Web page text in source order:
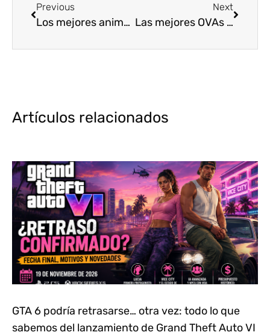
Previous
Los mejores animes de 2018 [Top10]
Next
Las mejores OVAs del 2018 [Top5]
Artículos relacionados
GTA 6 podría retrasarse… otra vez: todo lo que
sabemos del lanzamiento de Grand Theft Auto VI